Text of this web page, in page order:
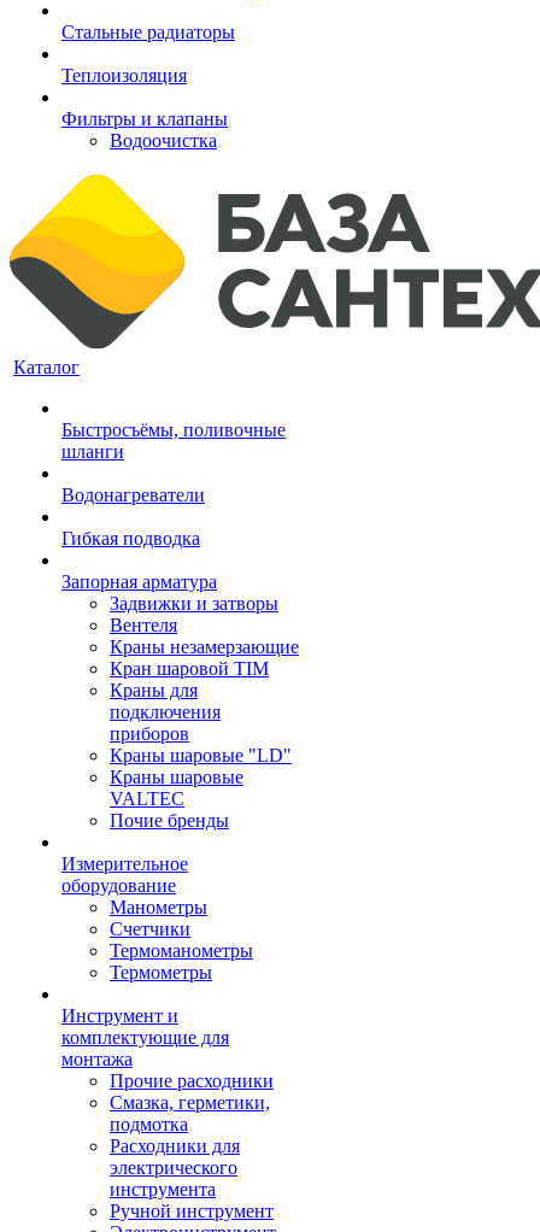
Стальные радиаторы
Теплоизоляция
Фильтры и клапаны
Водоочистка
Каталог
Быстросъёмы, поливочные
шланги
Водонагреватели
Гибкая подводка
Запорная арматура
Задвижки и затворы
Вентеля
Краны незамерзающие
Кран шаровой TIM
Краны для
подключения
приборов
Краны шаровые "LD"
Краны шаровые
VALTEC
Почие бренды
Измерительное
оборудование
Манометры
Счетчики
Термоманометры
Термометры
Инструмент и
комплектующие для
монтажа
Прочие расходники
Смазка, герметики,
подмотка
Расходники для
электрического
инструмента
Ручной инструмент